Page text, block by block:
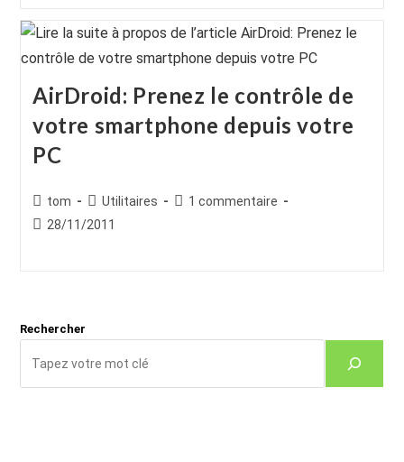
AirDroid: Prenez le contrôle de
votre smartphone depuis votre
PC
Auteur/autrice
de
tom
Post
category:
Utilitaires
Commentaires
1 commentaire
Publication
28/11/2011
Rechercher